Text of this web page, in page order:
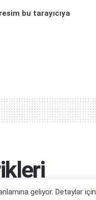
bu tarayıcıya
geliyor. Detaylar için